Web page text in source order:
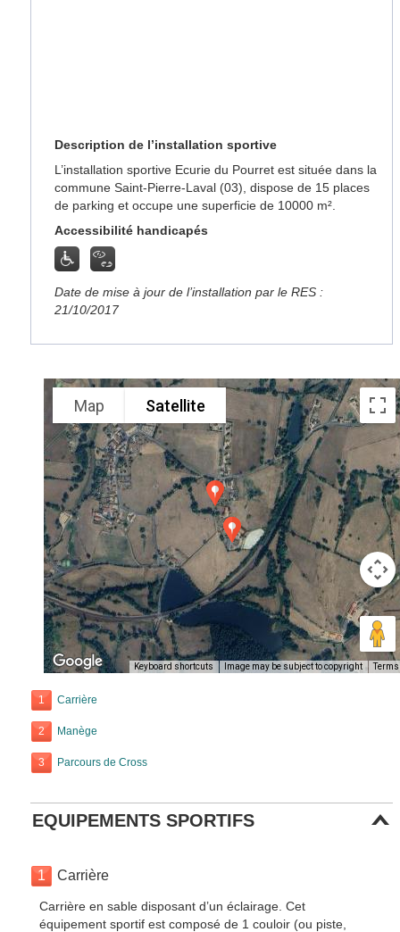
Description de l’installation sportive
L’installation sportive Ecurie du Pourret est située dans la
commune Saint-Pierre-Laval (03), dispose de 15 places
de parking et occupe une superficie de 10000 m².
Accessibilité handicapés
Date de mise à jour de l’installation par le RES :
21/10/2017
Map Satellite
Keyboard shortcuts Image may be subject to copyright Terms
1 Carrière
2 Manège
3 Parcours de Cross
EQUIPEMENTS SPORTIFS
1 Carrière
Carrière en sable disposant d’un éclairage. Cet
équipement sportif est composé de 1 couloir (ou piste,